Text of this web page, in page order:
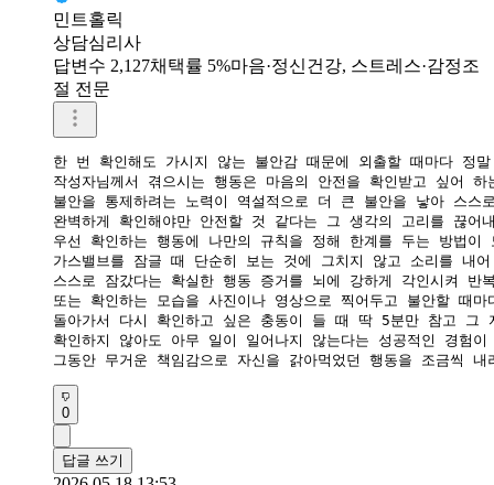
민트홀릭
상담심리사
답변수 2,127채택률 5%마음·정신건강, 스트레스·감정조
절 전문
한 번 확인해도 가시지 않는 불안감 때문에 외출할 때마다 정
작성자님께서 겪으시는 행동은 마음의 안전을 확인받고 싶어
불안을 통제하려는 노력이 역설적으로 더 큰 불안을 낳아 스스
완벽하게 확인해야만 안전할 것 같다는 그 생각의 고리를 끊어
우선 확인하는 행동에 나만의 규칙을 정해 한계를 두는 방법이
가스밸브를 잠글 때 단순히 보는 것에 그치지 않고 소리를 내
스스로 잠갔다는 확실한 행동 증거를 뇌에 강하게 각인시켜 반
또는 확인하는 모습을 사진이나 영상으로 찍어두고 불안할 때
돌아가서 다시 확인하고 싶은 충동이 들 때 딱 5분만 참고 그
확인하지 않아도 아무 일이 일어나지 않는다는 성공적인 경험
그동안 무거운 책임감으로 자신을 갉아먹었던 행동을 조금씩
0
답글 쓰기